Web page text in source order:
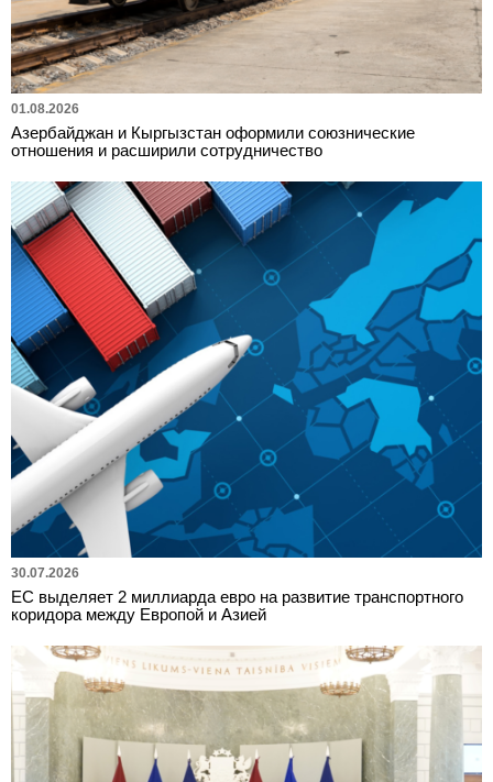
01.08.2026
Азербайджан и Кыргызстан оформили союзнические
отношения и расширили сотрудничество
30.07.2026
ЕС выделяет 2 миллиарда евро на развитие транспортного
коридора между Европой и Азией